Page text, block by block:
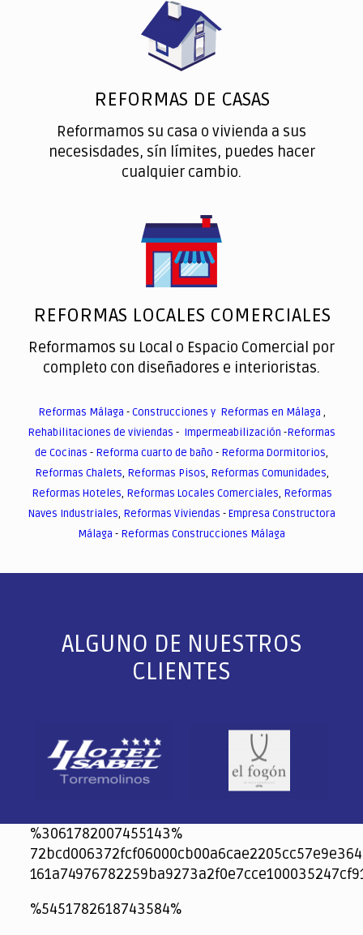
REFORMAS DE CASAS
Reformamos su casa o vivienda a sus
necesisdades, sín límites, puedes hacer
cualquier cambio.
REFORMAS LOCALES COMERCIALES
Reformamos su Local o Espacio Comercial por
completo con diseñadores e interioristas.
Reformas Málaga -Construcciones y Reformas en Málaga ,
Rehabilitaciones de viviendas - Impermeabilización -Reformas
de Cocinas - Reforma cuarto de baño - Reforma Dormitorios,
Reformas Chalets, Reformas Pisos, Reformas Comunidades,
Reformas Hoteles, Reformas Locales Comerciales, Reformas
Naves Industriales, Reformas Viviendas -Empresa Constructora
Málaga - Reformas Construcciones Málaga
ALGUNO DE NUESTROS
CLIENTES
%3061782007455143%
jeetcity
1xbet
jeet city casino
%5451782618743584%